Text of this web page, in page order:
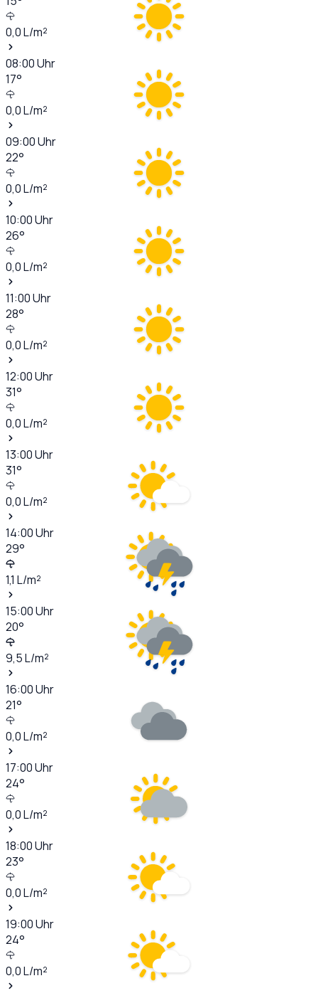
0,0L/m²
08:00Uhr
17°
0,0L/m²
09:00Uhr
22°
0,0L/m²
10:00Uhr
26°
0,0L/m²
11:00Uhr
28°
0,0L/m²
12:00Uhr
31°
0,0L/m²
13:00Uhr
31°
0,0L/m²
14:00Uhr
29°
1,1 L/m²
15:00Uhr
20°
9,5L/m²
16:00Uhr
21°
0,0L/m²
17:00Uhr
24°
0,0L/m²
18:00Uhr
23°
0,0L/m²
19:00Uhr
24°
0,0L/m²